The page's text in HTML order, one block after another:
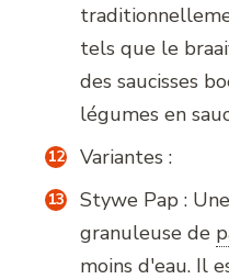
tels que le
des saucisses
légumes en
Variantes :
Stywe Pap :
granuleuse de
moins d'eau. Il